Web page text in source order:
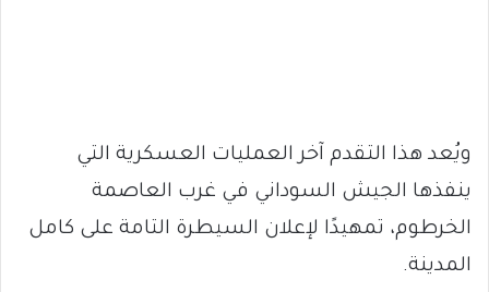
ويُعد هذا التقدم آخر العمليات العسكرية التي
ينفذها الجيش السوداني في غرب العاصمة
الخرطوم، تمهيدًا لإعلان السيطرة التامة على كامل
المدينة.